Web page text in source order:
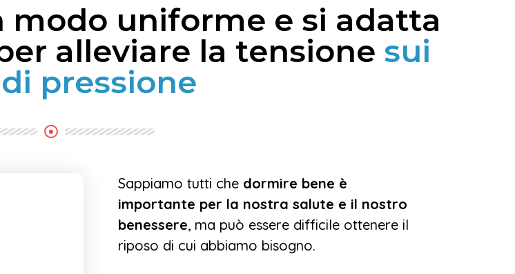
modo uniforme e si adatta
alleviare la tensione sui
pressione
Sappiamo tutti che dormire bene è
importante per la nostra salute e il nostro
benessere, ma può essere difficile ottenere il
riposo di cui abbiamo bisogno.